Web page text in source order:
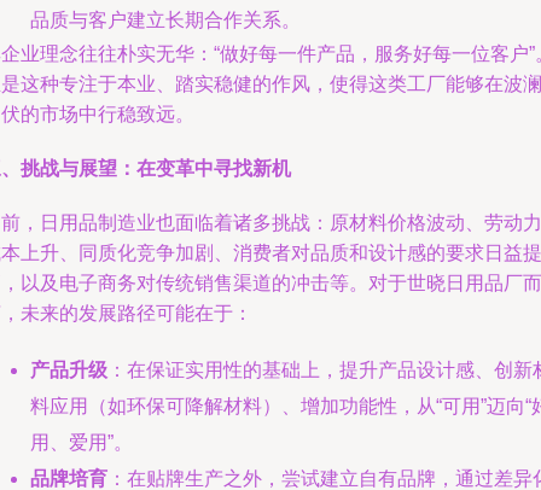
品质与客户建立长期合作关系。
业理念往往朴实无华：“做好每一件产品，服务好每一位客户”
这种专注于本业、踏实稳健的作风，使得这类工厂能够在波澜
的市场中行稳致远。
挑战与展望：在变革中寻找新机
，日用品制造业也面临着诸多挑战：原材料价格波动、劳动力
上升、同质化竞争加剧、消费者对品质和设计感的要求日益提
以及电子商务对传统销售渠道的冲击等。对于世晓日用品厂而
未来的发展路径可能在于：
产品升级 ：在保证实用性的基础上，提升产品设计感、创新
料应用（如环保可降解材料）、增加功能性，从“可用”迈向“
用、爱用”。
品牌培育 ：在贴牌生产之外，尝试建立自有品牌，通过差异